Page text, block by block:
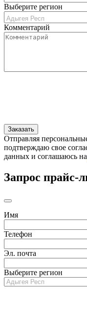
Выберите регион
Комментарий
Отправляя
подтверждаю свое
данных и соглашаюсь на
Запрос прайс-
Имя
Телефон
Эл. почта
Выберите регион